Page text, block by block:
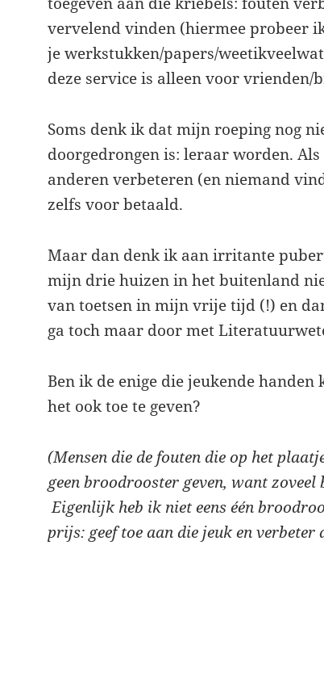
vervelend vinden (hiermee probeer
je werkstukken/papers/
deze service is alleen voor vrienden/
Soms denk ik dat mijn roeping nog
doorgedrongen is: leraar worden.
anderen verbeteren (en niemand
zelfs voor betaald.
Maar dan denk ik aan irritante
mijn drie huizen in het buitenland
van toetsen in mijn vrije tijd (!) en
ga toch maar door met
Ben ik de enige die jeukende
het ook toe te geven?
(Mensen die de fouten die op het
geen broodrooster geven, want
Eigenlijk heb ik niet eens één
prijs: geef toe aan die jeuk en verbeter